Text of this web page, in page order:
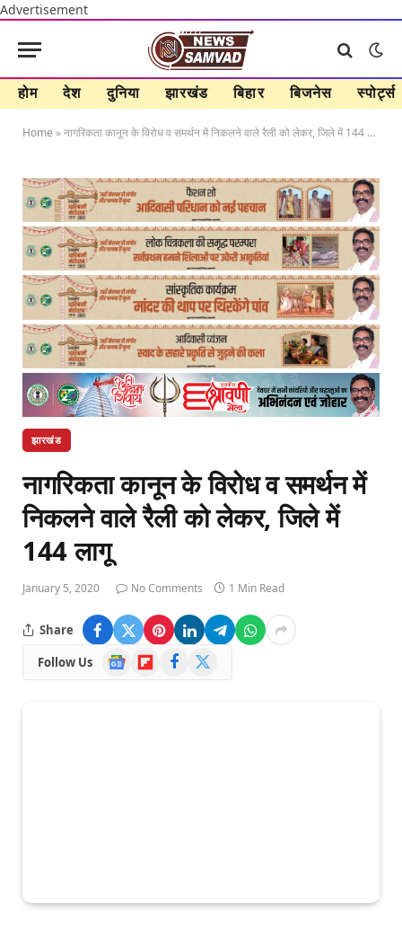
Advertisement
होम देश दुनिया झारखंड बिहार बिजनेस स्पोर्ट्स
Home »नागरिकता कानून के विरोध व समर्थन में निकलने वाले रैली को लेकर, जिले में 144 लागू
झारखंड
नागरिकता कानून के विरोध व समर्थन में
निकलने वाले रैली को लेकर, जिले में
144 लागू
January 5, 2020 No Comments 1 Min Read
Share
Follow Us
Google
News
FlipboardFacebook